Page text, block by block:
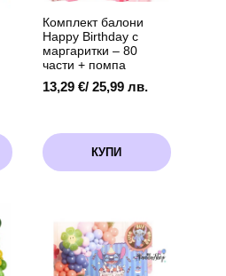
Комплект балони
Happy Birthday с
маргаритки – 80
части + помпа
13,29 €/ 25,99 лв.
КУПИ